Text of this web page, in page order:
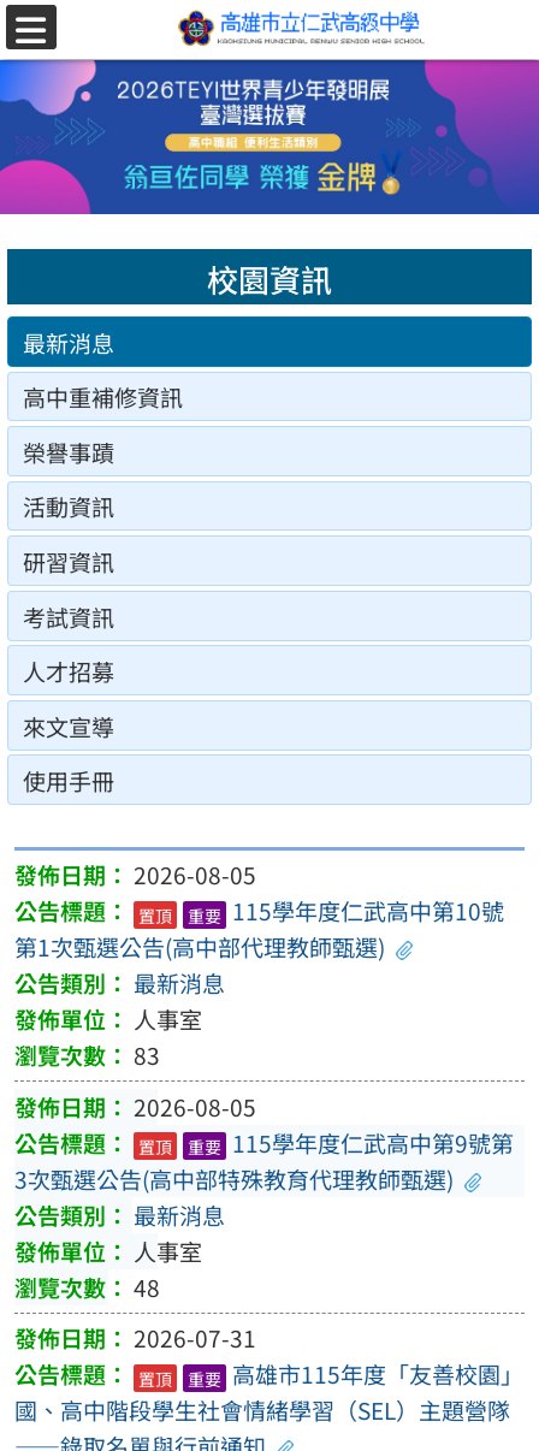
跳至主要內容區
選
單
校園資訊
最新消息
高中重補修資訊
榮譽事蹟
活動資訊
研習資訊
考試資訊
人才招募
來文宣導
使用手冊
2026-08-05
置頂 重要 115學年度仁武高中第10號
第1次甄選公告(高中部代理教師甄選)
最新消息
人事室
83
2026-08-05
置頂 重要 115學年度仁武高中第9號第
3次甄選公告(高中部特殊教育代理教師甄選)
最新消息
人事室
48
2026-07-31
置頂 重要 高雄市115年度「友善校園」
國、高中階段學生社會情緒學習（SEL）主題營隊